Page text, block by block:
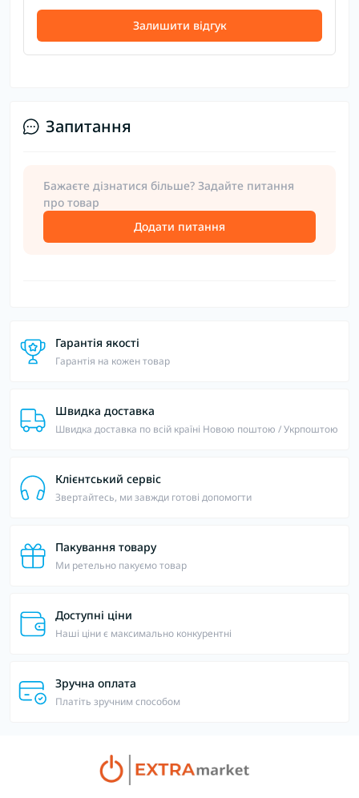
Залишити відгук
Запитання
Бажаєте дізнатися більше? Задайте питання
про товар
Додати питання
Гарантія якості
Гарантія на кожен товар
Швидка доставка
Швидка доставка по всій країні Новою поштою / Укрпоштою
Клієнтський сервіс
Звертайтесь, ми завжди готові допомогти
Пакування товару
Ми ретельно пакуємо товар
Доступні ціни
Наші ціни є максимально конкурентні
Зручна оплата
Платіть зручним способом